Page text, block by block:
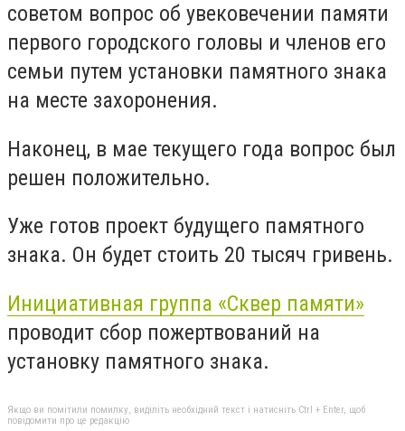
советом вопрос об увековечении памяти
первого городского головы и членов его
семьи путем установки памятного знака
на месте захоронения.
Наконец, в мае текущего года вопрос был
решен положительно.
Уже готов проект будущего памятного
знака. Он будет стоить 20 тысяч гривень.
Инициативная группа «Сквер памяти»
проводит сбор пожертвований на
установку памятного знака.
Якщо ви помітили помилку, виділіть необхідний текст і натисніть Ctrl + Enter, щоб
повідомити про це редакцію